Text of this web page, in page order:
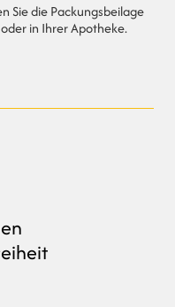
Sie die Packungsbeilage
in Ihrer Apotheke.